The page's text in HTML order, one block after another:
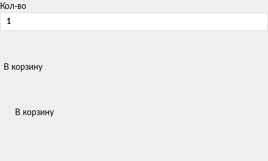
Кол-во
В корзину
В корзину